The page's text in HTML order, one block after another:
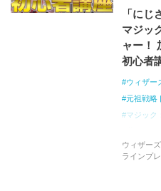
「に
マジッ
ャー！
初心者
ウィザー
元祖戦略
マジック
にじさん
ウィザー
ラインプ